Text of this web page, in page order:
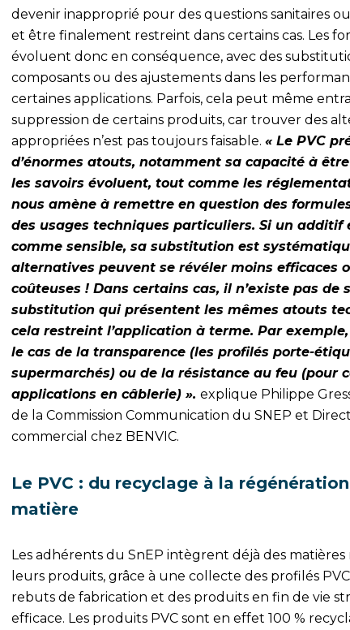
devenir inapproprié pour des questions sanitaires
et être finalement restreint dans certains cas. Les
évoluent donc en conséquence, avec des
composants ou des ajustements dans les
certaines applications. Parfois, cela peut même
suppression de certains produits, car trouver des
appropriées n’est pas toujours faisable. « Le PVC
d’énormes atouts, notamment sa capacité à
les savoirs évoluent, tout comme les
nous amène à remettre en question des
des usages techniques particuliers. Si un additif
comme sensible, sa substitution est
alternatives peuvent se révéler moins efficaces
coûteuses ! Dans certains cas, il n’existe pas de
substitution qui présentent les mêmes atouts
cela restreint l’application à terme. Par
le cas de la transparence (les profilés porte-
supermarchés) ou de la résistance au feu (pour
applications en câblerie) ». explique Philippe
de la Commission Communication du SNEP et
commercial chez BENVIC.
Le PVC : du recyclage à la
matière
Les adhérents du SnEP intègrent déjà des matières
leurs produits, grâce à une collecte des profilés PVC
rebuts de fabrication et des produits en fin de vie
efficace. Les produits PVC sont en effet 100 %